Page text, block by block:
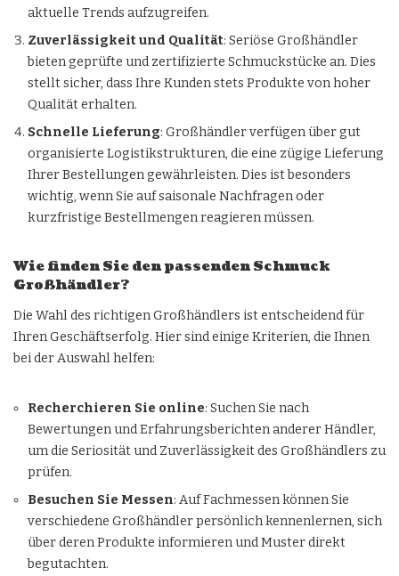
aktuelle Trends aufzugreifen.
Zuverlässigkeit und Qualität: Seriöse Großhändler
bieten geprüfte und zertifizierte Schmuckstücke an. Dies
stellt sicher, dass Ihre Kunden stets Produkte von hoher
Qualität erhalten.
Schnelle Lieferung: Großhändler verfügen über gut
organisierte Logistikstrukturen, die eine zügige Lieferung
Ihrer Bestellungen gewährleisten. Dies ist besonders
wichtig, wenn Sie auf saisonale Nachfragen oder
kurzfristige Bestellmengen reagieren müssen.
Wie finden Sie den passenden Schmuck
Großhändler?
Die Wahl des richtigen Großhändlers ist entscheidend für
Ihren Geschäftserfolg. Hier sind einige Kriterien, die Ihnen
bei der Auswahl helfen:
Recherchieren Sie online: Suchen Sie nach
Bewertungen und Erfahrungsberichten anderer Händler,
um die Seriosität und Zuverlässigkeit des Großhändlers zu
prüfen.
Besuchen Sie Messen: Auf Fachmessen können Sie
verschiedene Großhändler persönlich kennenlernen, sich
über deren Produkte informieren und Muster direkt
begutachten.